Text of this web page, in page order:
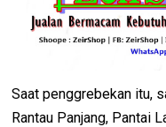
Saat penggrebekan itu,
Rantau Panjang, Pantai